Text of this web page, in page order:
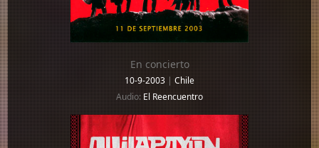
En concierto
10-9-2003|Chile
Audio:El Reencuentro